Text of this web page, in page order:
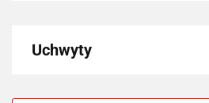
Uchwyty